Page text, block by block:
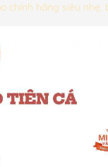
chính hãng siêu